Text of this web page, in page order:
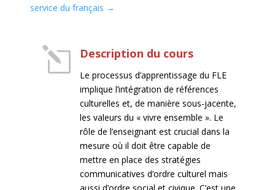
service du français →
l Description du cours
Le processus d’apprentissage du FLE
implique l’intégration de références
culturelles et, de manière sous-jacente,
les valeurs du « vivre ensemble ». Le
rôle de l’enseignant est crucial dans la
mesure où il doit être capable de
mettre en place des stratégies
communicatives d’ordre culturel mais
aussi d’ordre social et civique. C’est une